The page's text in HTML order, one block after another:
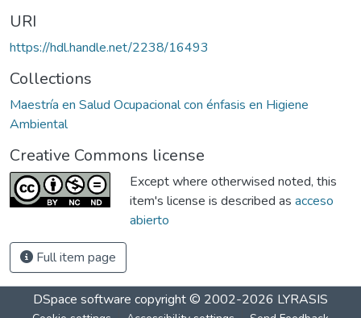
URI
https://hdl.handle.net/2238/16493
Collections
Maestría en Salud Ocupacional con énfasis en Higiene
Ambiental
Creative Commons license
Except where otherwised noted, this
item's license is described as acceso
abierto
Full item page
DSpace software copyright © 2002-2026 LYRASIS